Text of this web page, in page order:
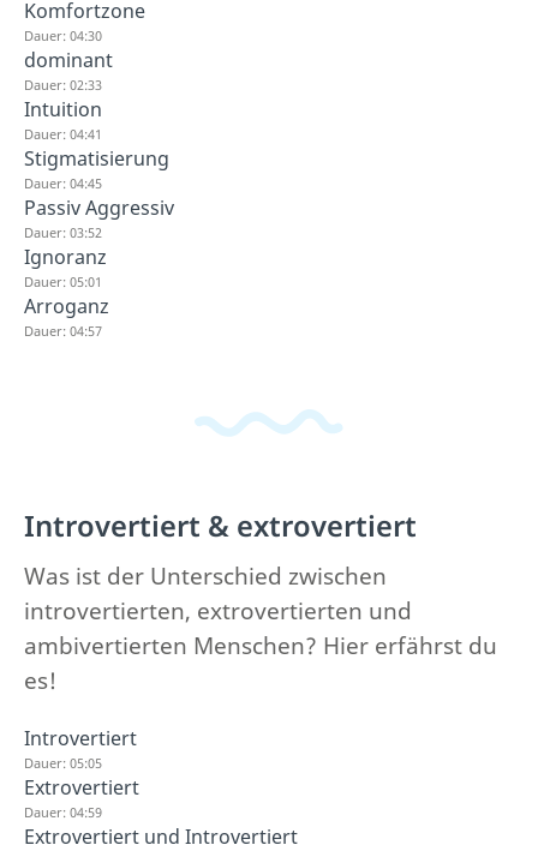
Komfortzone
Dauer: 04:30
dominant
Dauer: 02:33
Intuition
Dauer: 04:41
Stigmatisierung
Dauer: 04:45
Passiv Aggressiv
Dauer: 03:52
Ignoranz
Dauer: 05:01
Arroganz
Dauer: 04:57
Introvertiert & extrovertiert
Was ist der Unterschied zwischen
introvertierten, extrovertierten und
ambivertierten Menschen? Hier erfährst du
es!
Introvertiert
Dauer: 05:05
Extrovertiert
Dauer: 04:59
Extrovertiert und Introvertiert